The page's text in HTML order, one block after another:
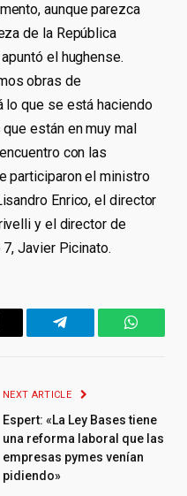
aunque parezca
de la República
el hughense.
obras de
lo que se está haciendo
están en muy mal
con las
participaron el ministro
Enrico, el director
y el director de
Javier Picinato.
Telegram
NEXT ARTICLE
Espert: «La Ley Bases tiene
una reforma laboral que las
empresas pymes venían
pidiendo»